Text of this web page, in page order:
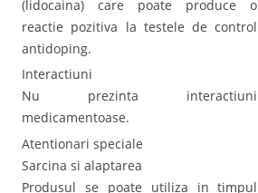
(lidocaina) care poate produce o
reactie pozitiva la testele de control
antidoping.
Interactiuni
Nu prezinta interactiuni
medicamentoase.
Atentionari speciale
Sarcina si alaptarea
Produsul se poate utiliza in timpul